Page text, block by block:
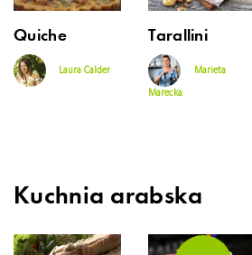
Quiche
Laura Calder
Tarallini
Marieta
Marecka
Kuchnia arabska